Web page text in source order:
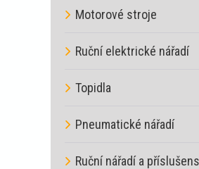
Motorové stroje
Ruční elektrické nářadí
Topidla
Pneumatické nářadí
Ruční nářadí a